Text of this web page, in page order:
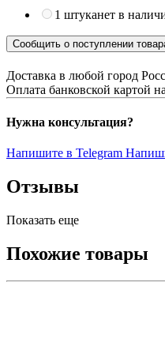
1 штуканет в
Сообщить о поступлении
Доставка в любой город
Оплата банковской картой
Нужна консультация?
Напишите в Telegram
Отзывы
Показать еще
Похожие товары